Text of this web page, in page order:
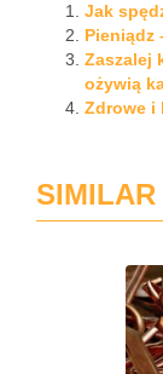
Jak
Pieniądz
Zaszalej
ożywią
Zdrowe i
SIMILAR